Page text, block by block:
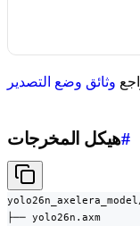
وثائق وضع التصدير
هيكل المخرجات#
├── yolo26n.axm